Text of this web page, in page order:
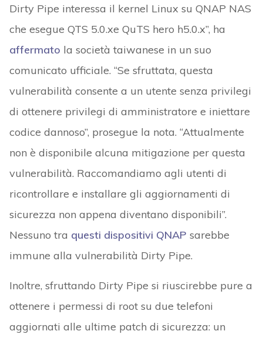
Dirty Pipe interessa il kernel Linux su QNAP NAS
che esegue QTS 5.0.xe QuTS hero h5.0.x”, ha
affermato la società taiwanese in un suo
comunicato ufficiale. “Se sfruttata, questa
vulnerabilità consente a un utente senza privilegi
di ottenere privilegi di amministratore e iniettare
codice dannoso”, prosegue la nota. “Attualmente
non è disponibile alcuna mitigazione per questa
vulnerabilità. Raccomandiamo agli utenti di
ricontrollare e installare gli aggiornamenti di
sicurezza non appena diventano disponibili”.
Nessuno tra questi dispositivi QNAP sarebbe
immune alla vulnerabilità Dirty Pipe.
Inoltre, sfruttando Dirty Pipe si riuscirebbe pure a
ottenere i permessi di root su due telefoni
aggiornati alle ultime patch di sicurezza: un